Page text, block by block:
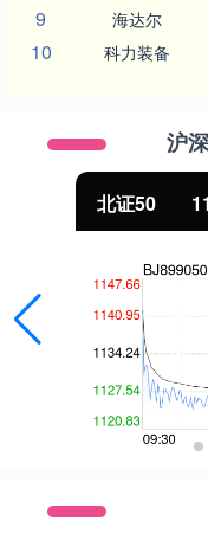
9 海达尔
10 科力装备
沪
北证50